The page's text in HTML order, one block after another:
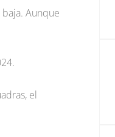
Aunque
el